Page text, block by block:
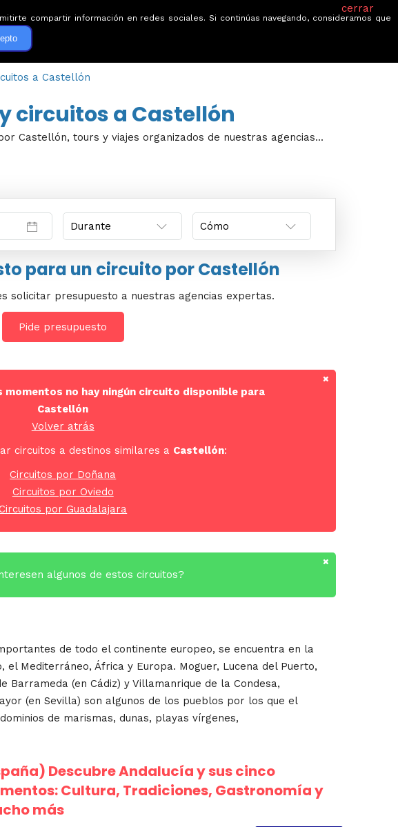
Guías de viaje Ofertas Blog Quiénes somos
a Castellón
circuitos a Castellón
Castellón, tours y viajes organizados de nuestras agencias...
para un circuito por Castellón
solicitar presupuesto a nuestras agencias expertas.
Pide presupuesto
no hay ningún circuito disponible para
Castellón
Volver atrás
circuitos a destinos similares a Castellón:
Circuitos por Doñana
Circuitos por Oviedo
por Guadalajara
algunos de estos circuitos?
de todo el continente europeo, se encuentra en la
Mediterráneo, África y Europa. Moguer, Lucena del Puerto,
Barrameda (en Cádiz) y Villamanrique de la Condesa,
(en Sevilla) son algunos de los pueblos por los que el
de marismas, dunas, playas vírgenes,
Descubre Andalucía y sus cinco
Cultura, Tradiciones, Gastronomía y
más
cerrar
compartir información en redes sociales. Si continúas navegando, consideramos que